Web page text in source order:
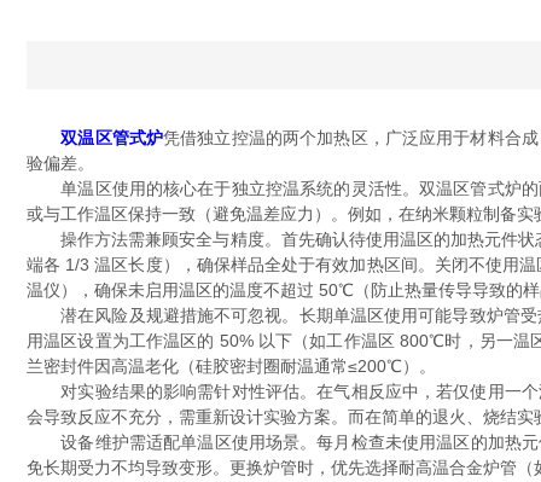
双温区管式炉凭借独立控温的两个加热区，广泛应用于材料合
验偏差。​
单温区使用的核心在于独立控温系统的灵活性。双温区管式炉的
或与工作温区保持一致（避免温差应力）。例如，在纳米颗粒制备
操作方法需兼顾安全与精度。首先确认待使用温区的加热元件状
端各 1/3 温区长度），确保样品全处于有效加热区间。关闭不使用
温仪），确保未启用温区的温度不超过 50℃（防止热量传导导致的
潜在风险及规避措施不可忽视。长期单温区使用可能导致炉管受
用温区设置为工作温区的 50% 以下（如工作温区 800℃时，另一
兰密封件因高温老化（硅胶密封圈耐温通常≤200℃）。
对实验结果的影响需针对性评估。在气相反应中，若仅使用一个
会导致反应不充分，需重新设计实验方案。而在简单的退火、烧结
设备维护需适配单温区使用场景。每月检查未使用温区的加热元
免长期受力不均导致变形。更换炉管时，优先选择耐高温合金炉管